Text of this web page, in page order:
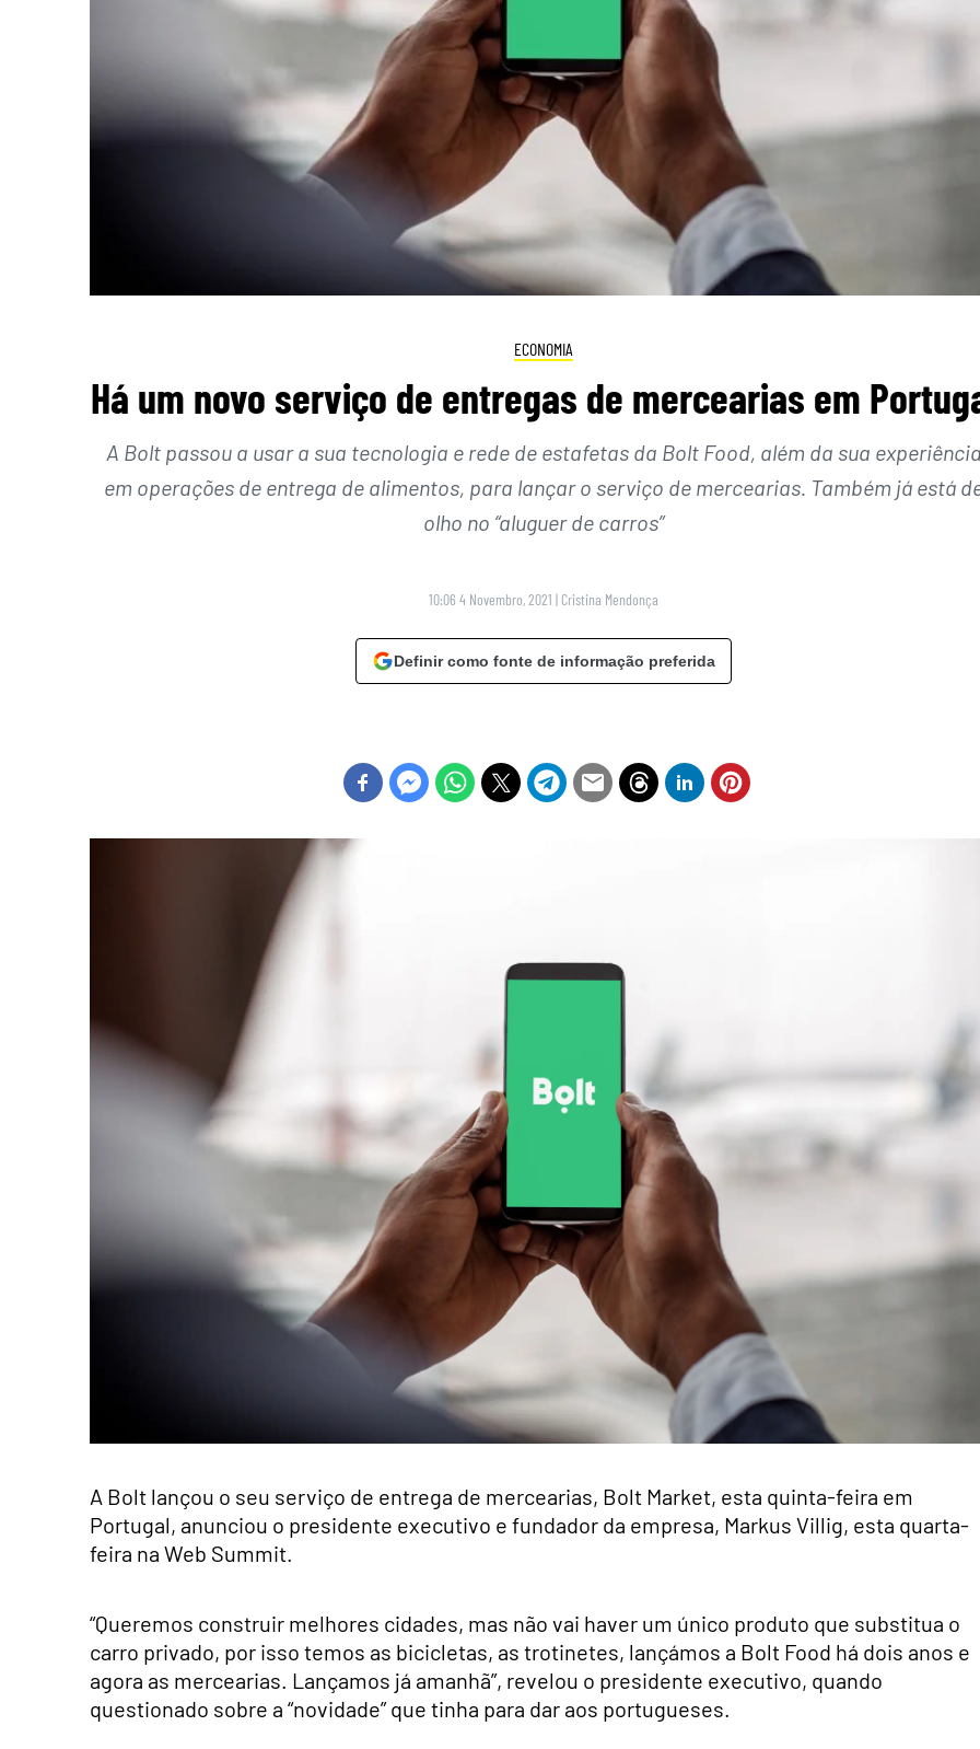
ECONOMIA
Há um novo serviço de entregas de mercearias em
A Bolt passou a usar a sua tecnologia e rede de estafetas da Bolt Food, além da sua
em operações de entrega de alimentos, para lançar o serviço de mercearias. Também já está
olho no “aluguer de carros”
10:06 4 Novembro, 2021 | Cristina Mendonça
Definir como fonte de informação preferida
A Bolt lançou o seu serviço de entrega de mercearias, Bolt Market, esta quinta-feira em
Portugal, anunciou o presidente executivo e fundador da empresa, Markus Villig, esta quarta-
feira na Web Summit.
“Queremos construir melhores cidades, mas não vai haver um único produto que substitua o
carro privado, por isso temos as bicicletas, as trotinetes, lançámos a Bolt Food há dois anos e
agora as mercearias. Lançamos já amanhã”, revelou o presidente executivo, quando
questionado sobre a “novidade” que tinha para dar aos portugueses.